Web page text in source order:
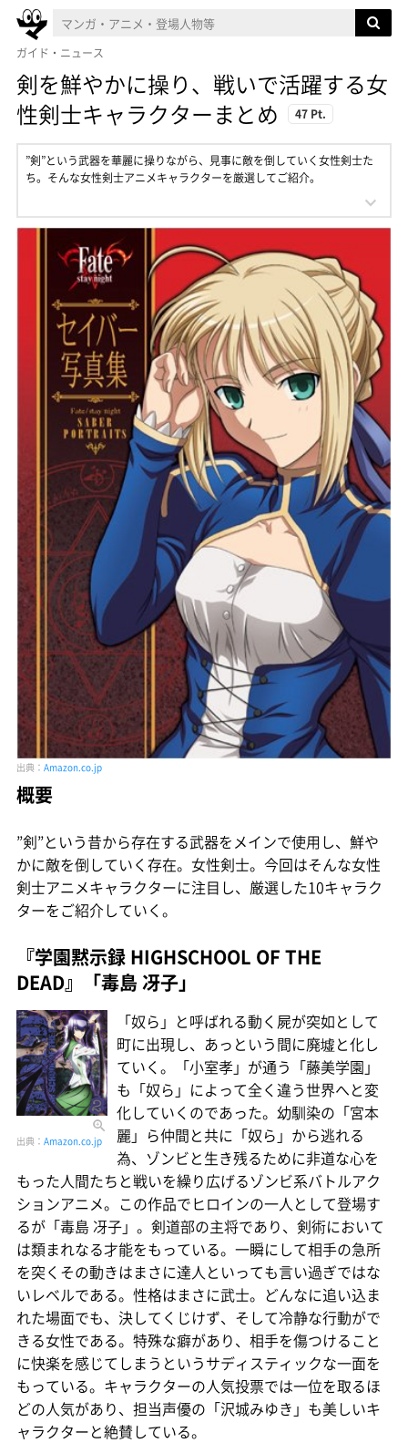
ガイド・ニュース
剣を鮮やかに操り、戦いで活躍する女
性剣士キャラクターまとめ
47 Pt.
”剣”という武器を華麗に操りながら、見事に敵を倒していく女性剣士た
ち。そんな女性剣士アニメキャラクターを厳選してご紹介。
出典： Amazon.co.jp
概要
”剣”という昔から存在する武器をメインで使用し、鮮や
かに敵を倒していく存在。女性剣士。今回はそんな女性
剣士アニメキャラクターに注目し、厳選した10キャラク
ターをご紹介していく。
『学園黙示録 HIGHSCHOOL OF THE
DEAD』「毒島 冴子」
出典： Amazon.co.jp
「奴ら」と呼ばれる動く屍が突如として
町に出現し、あっという間に廃墟と化し
ていく。「小室孝」が通う「藤美学園」
も「奴ら」によって全く違う世界へと変
化していくのであった。幼馴染の「宮本
麗」ら仲間と共に「奴ら」から逃れる
為、ゾンビと生き残るために非道な心を
もった人間たちと戦いを繰り広げるゾンビ系バトルアク
ションアニメ。この作品でヒロインの一人として登場す
るが「毒島 冴子」。剣道部の主将であり、剣術において
は類まれなる才能をもっている。一瞬にして相手の急所
を突くその動きはまさに達人といっても言い過ぎではな
いレベルである。性格はまさに武士。どんなに追い込ま
れた場面でも、決してくじけず、そして冷静な行動がで
きる女性である。特殊な癖があり、相手を傷つけること
に快楽を感じてしまうというサディスティックな一面を
もっている。キャラクターの人気投票では一位を取るほ
どの人気があり、担当声優の「沢城みゆき」も美しいキ
ャラクターと絶賛している。